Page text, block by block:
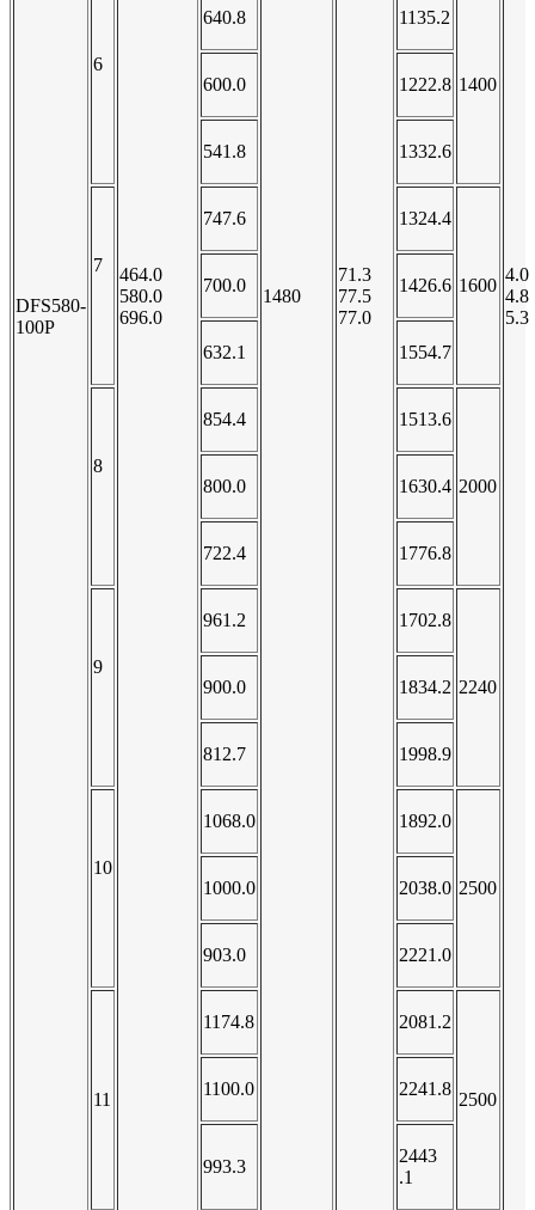
DFS580-
100P
464.0
580.0
696.0
1480
71.3
77.5
77.0
4.0
4.8
5.3
6
640.8 1135.2
1400
600.0 1222.8
541.8 1332.6
7
747.6 1324.4
1600
700.0 1426.6
632.1 1554.7
8
854.4 1513.6
2000
800.0 1630.4
722.4 1776.8
9
961.2 1702.8
2240
900.0 1834.2
812.7 1998.9
10
1068.0 1892.0
2500
1000.0 2038.0
903.0 2221.0
11
1174.8 2081.2
2500
1100.0 2241.8
993.3
2443
.1